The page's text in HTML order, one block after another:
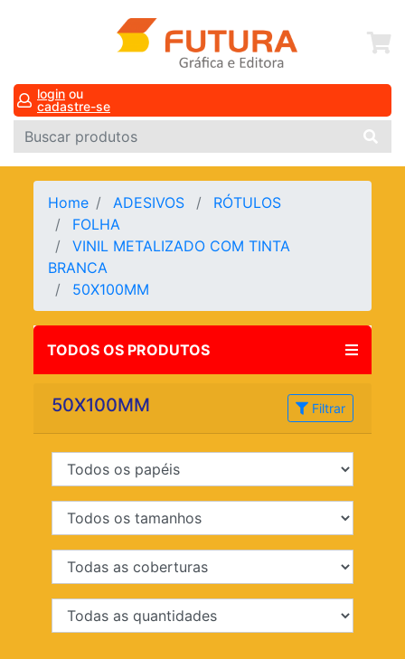
login ou
cadastre-se
Home ADESIVOS
RÓTULOS
FOLHA
VINIL METALIZADO COM TINTA
BRANCA
50X100MM
TODOS OS PRODUTOS
50X100MM Filtrar